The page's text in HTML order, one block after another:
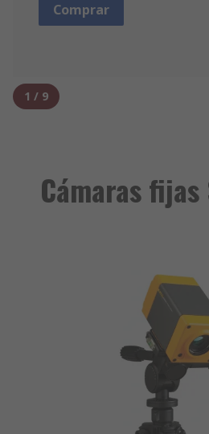
Comprar
1 / 9
Cámaras fijas